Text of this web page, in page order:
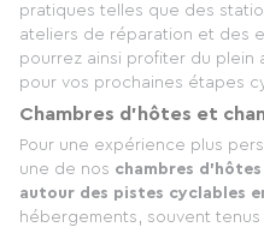
pratiques telles que des
ateliers de réparation et des
pourrez ainsi profiter du
pour vos prochaines étapes
Chambres d'hôtes et
Pour une expérience plus
une de nos chambres
autour des pistes cyclables
hébergements, souvent